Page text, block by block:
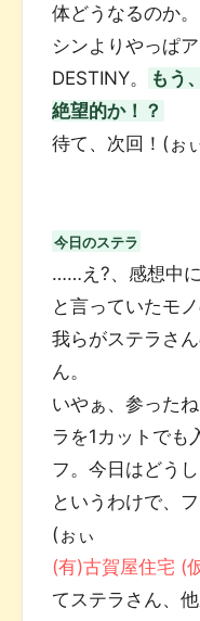
体どうなるのか。
シンよりやっぱ
DESTINY。
もう
絶望的か！？
待て、次回！(ぉ
今日のステラ
……え?、感想中
と言っていたモノ
我らがステラさ
ん。
いやぁ、参った
ラを1カットでも
フ。今日はどう
というわけで、
(ぉぃ
(有)古賀屋住宅 (
てステラさん、